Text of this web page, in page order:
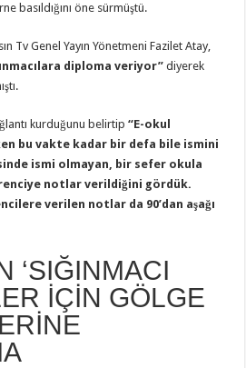
basıldığını öne sürmüştü.
Tv Genel Yayın Yönetmeni Fazilet Atay,
diploma veriyor” diyerek
kurduğunu belirtip“E-okul
bu vakte kadar bir defa bile ismini
ismi olmayan, bir sefer okula
notlar verildiğini gördük.
verilen notlar da 90’dan aşağı
‘SIĞINMACI
İÇİN GÖLGE